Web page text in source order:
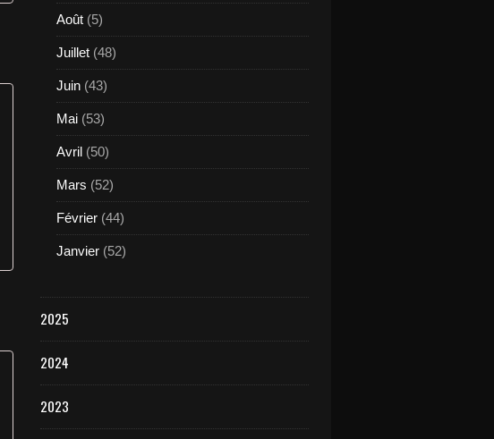
Août (5)
Juillet (48)
Juin (43)
Mai (53)
Avril (50)
Mars (52)
Février (44)
Janvier (52)
2025
2024
2023